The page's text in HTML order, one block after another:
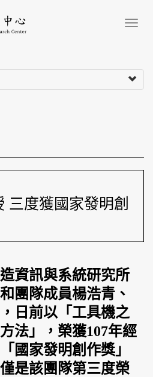
三度獲國家發明創
資訊與系統研究所
團隊成員楊浩青、
日前以「工具機之
法」，榮獲107年經
國家發明創作獎」
是該團隊第三度榮